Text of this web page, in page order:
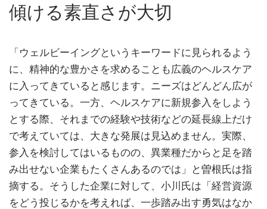
傾ける素直さが大切
「ウェルビーイングというキーワードに見られるよう
に、精神的な豊かさを求めることも広義のヘルスケア
に入ってきていると感じます。ニーズはどんどん広が
ってきている。一方、ヘルスケアに新規参入をしよう
とする際、それまでの経験や技術などの延長線上だけ
で考えていては、大きな発展は見込めません。実際、
参入を検討してはいるものの、異業種だからと足を踏
み出せない企業もたくさんあるのでは」と曽根氏は指
摘する。そうした企業に対して、小川氏は「経営資源
をどう投じるかを考えれば、一歩踏み出す勇気はなか